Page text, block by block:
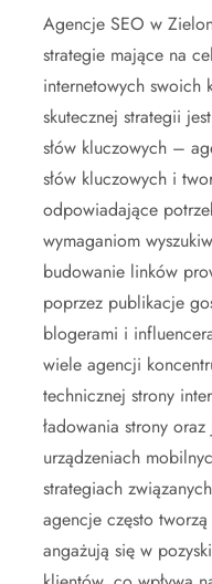
Agencje SEO w
strategie mające na
internetowych swoich
skutecznej strategii
słów kluczowych –
słów kluczowych i
odpowiadające
wymaganiom
budowanie linków
poprzez publikacje
blogerami i
wiele agencji
technicznej strony
ładowania strony
urządzeniach
strategiach
agencje często
angażują się w